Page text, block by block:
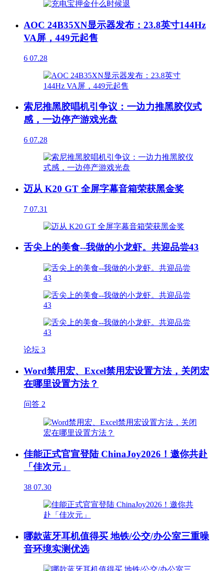
AOC 24B35XN显示器发布：23.8英寸144Hz
VA屏，449元起售
6 07.28
索尼推黑胶唱机引争议：一边力推黑胶仪式
感，一边停产游戏光盘
6 07.28
迈从 K20 GT 全屏字幕音箱荣获黑金奖
7 07.31
舌尖上的美食--我做的小龙虾。共迎品尝43
论坛 3
Word禁用宏、Excel禁用宏设置方法，关闭宏
在哪里设置方法？
问答 2
佳能正式官宣登陆 ChinaJoy2026！邀你共赴
「佳次元」
38 07.30
哪款蓝牙耳机值得买 地铁/公交/办公室三重噪
音环境实测优选